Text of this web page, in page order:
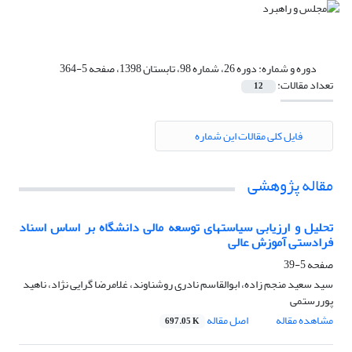
دوره و شماره:دوره 26، شماره 98، تابستان 1398، صفحه 5-364
تعداد مقالات: 12
فایل کلی مقالات این شماره
مقاله پژوهشی
تحلیل و ارزیابی سیاستهای توسعه مالی دانشگاه بر اساس اسناد
فرادستی آموزش عالی
صفحه5-39
سید سعید منجم زاده، ابوالقاسم نادری روشناوند، غلامرضا گرایی نژاد، ناهید
پوررستمی
مشاهده مقاله
اصل مقاله 697.05 K